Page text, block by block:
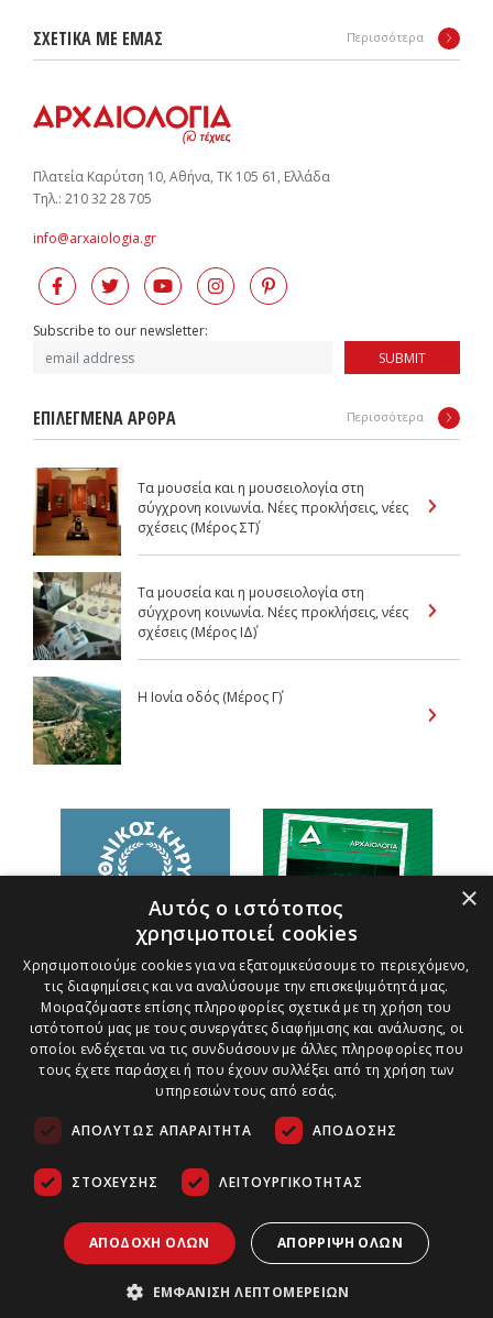
ΣΧΕΤΙΚΑ ΜΕ ΕΜΑΣ Περισσότερα
Πλατεία Καρύτση 10, Αθήνα, ΤΚ 105 61, Ελλάδα
Tηλ.: 210 32 28 705
info@arxaiologia.gr
Subscribe to our newsletter:
SUBMIT
ΕΠΙΛΕΓΜΕΝΑ ΑΡΘΡΑ Περισσότερα
Τα μουσεία και η μουσειολογία στη
σύγχρονη κοινωνία. Νέες προκλήσεις, νέες
σχέσεις (Μέρος ΣΤ΄)
Τα μουσεία και η μουσειολογία στη
σύγχρονη κοινωνία. Νέες προκλήσεις, νέες
σχέσεις (Μέρος IΔ΄)
Η Ιονία οδός (Μέρος Γ΄)
Αρχαιολογία &
Τέχνες | All
Πολιτική Παράδοσης Προϊόντων
×
Αυτός ο ιστότοπος
χρησιμοποιεί cookies
Χρησιμοποιούμε cookies για να εξατομικεύσουμε το περιεχόμενο,
τις διαφημίσεις και να αναλύσουμε την επισκεψιμότητά μας.
Μοιραζόμαστε επίσης πληροφορίες σχετικά με τη χρήση του
ιστότοπού μας με τους συνεργάτες διαφήμισης και ανάλυσης, οι
οποίοι ενδέχεται να τις συνδυάσουν με άλλες πληροφορίες που
τους έχετε παράσχει ή που έχουν συλλέξει από τη χρήση των
υπηρεσιών τους από εσάς.
ΑΠΟΛΎΤΩΣ ΑΠΑΡΑΊΤΗΤΑ ΑΠΌΔΟΣΗΣ
ΣΤΌΧΕΥΣΗΣ ΛΕΙΤΟΥΡΓΙΚΌΤΗΤΑΣ
ΑΠΟΔΟΧΉ ΌΛΩΝ ΑΠΌΡΡΙΨΗ ΌΛΩΝ
ΕΜΦΆΝΙΣΗ ΛΕΠΤΟΜΕΡΕΙΏΝ